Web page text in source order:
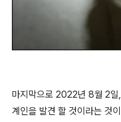
마지막으로 2022년 8월 2일
계인을 발견 할 것이라는 것